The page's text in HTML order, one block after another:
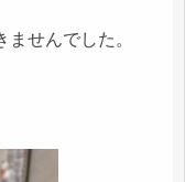
せんでした。